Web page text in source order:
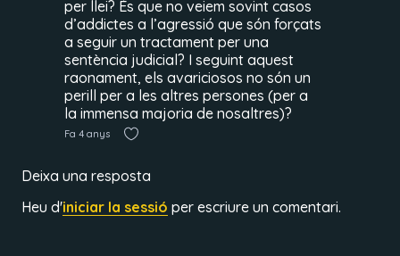
per llei? És que no veiem sovint casos
d’addictes a l’agressió que són forçats
a seguir un tractament per una
sentència judicial? I seguint aquest
raonament, els avariciosos no són un
perill per a les altres persones (per a
la immensa majoria de nosaltres)?
Fa 4 anys
Deixa una resposta
Heu d'iniciar la sessió per escriure un comentari.